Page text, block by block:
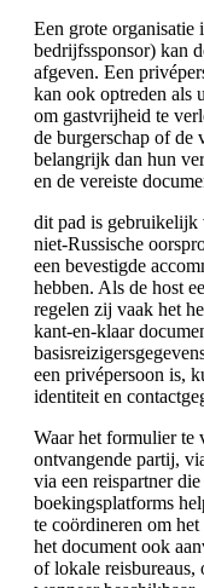
Een grote
bedrijfssponsor) kan
afgeven. Een
kan ook optreden als
om gastvrijheid te
de burgerschap of de
belangrijk dan hun
en de vereiste
dit pad is gebruikelijk
niet-Russische
een bevestigde
hebben. Als de host
regelen zij vaak het
kant-en-klaar
een privépersoon is,
identiteit en
Waar het formulier te
ontvangende partij,
via een reispartner
boekingsplatforms
te coördineren om
het document ook
of lokale